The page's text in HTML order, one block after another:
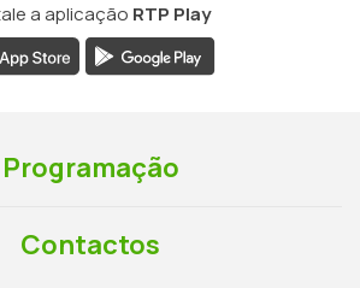
a aplicação RTP Play
Programação
Contactos